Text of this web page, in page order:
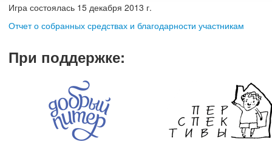
Игра состоялась 15 декабря 2013 г.
Отчет о собранных средствах и благодарности участникам
При поддержке: